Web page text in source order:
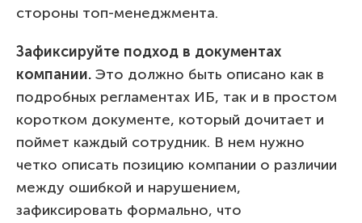
стороны топ-менеджмента.
Зафиксируйте подход в документах
компании. Это должно быть описано как в
подробных регламентах ИБ, так и в простом
коротком документе, который дочитает и
поймет каждый сотрудник. В нем нужно
четко описать позицию компании о различии
между ошибкой и нарушением,
зафиксировать формально, что